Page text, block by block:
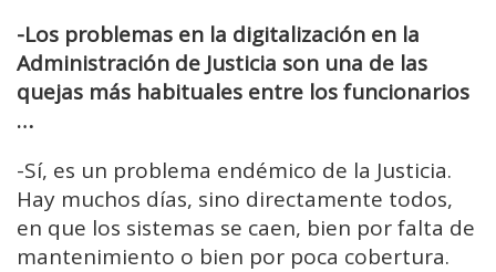
-Los problemas en la digitalización en la
Administración de Justicia son una de las
quejas más habituales entre los funcionarios
…
-Sí, es un problema endémico de la Justicia.
Hay muchos días, sino directamente todos,
en que los sistemas se caen, bien por falta de
mantenimiento o bien por poca cobertura.